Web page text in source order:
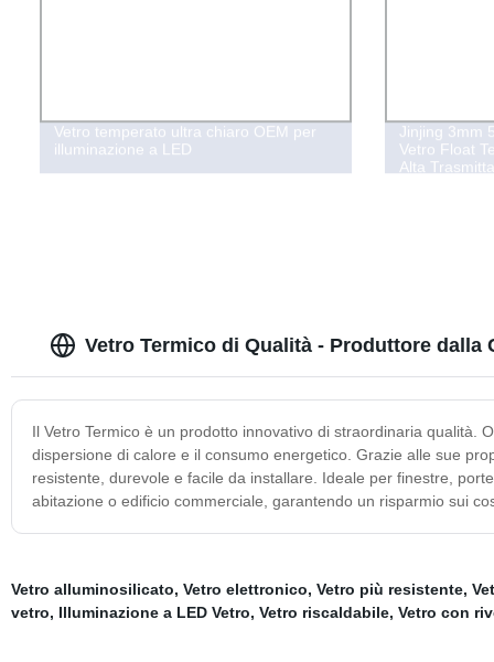
Vetro temperato ultra chiaro OEM per
illuminazione a LED
Jinjing 3mm
Vetro Float
Alta
Vetro Termico di Qualità - Produttore dalla
Il Vetro Termico è un prodotto innovativo di straordinaria qualità.
dispersione di calore e il consumo energetico. Grazie alle sue
resistente, durevole e facile da installare. Ideale per finestre,
abitazione o edificio commerciale, garantendo un risparmio sui
Vetro alluminosilicato, Vetro elettronico, Vetro più resistente,
vetro, Illuminazione a LED Vetro, Vetro riscaldabile, Vetro con